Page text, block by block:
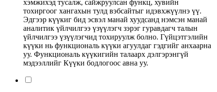
хэмжихэд тусалж, сайжруулсан функц, хувийн
тохиргоог хангахын тулд вэбсайтыг идэвхжүүлнэ үү.
Эдгээр күүкиг бид эсвэл манай хуудсанд нэмсэн манай
аналитик үйлчилгээ үзүүлэгч зэрэг гуравдагч талын
үйлчилгээ үзүүлэгчид тохируулж болно. Гүйцэтгэлийн
күүки нь функциональ күүки агуулдаг гэдгийг анхаарна
уу. Функциональ күүкигийн талаарх дэлгэрэнгүй
мэдээллийг Күүки бодлогоос авна уу.